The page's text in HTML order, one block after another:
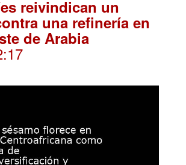
reivindican un
una refinería en
de Arabia